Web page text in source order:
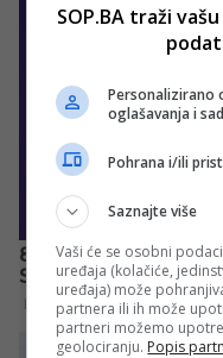
SOP.BA traži
Personalizirano
oglašavanja i
Pohrana i/ili
Saznajte više
Vaši će se osobni
uređaja (kolačiće,
uređaja) može
partnera ili ih može
partneri možemo
geolociranju. Popis